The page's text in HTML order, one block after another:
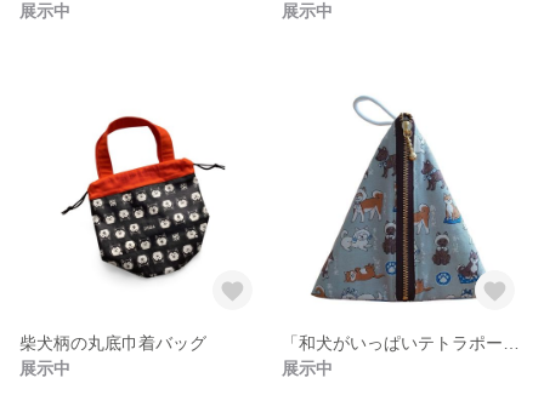
展示中 展示中
柴犬柄の丸底巾着バッグ
展示中
展示中